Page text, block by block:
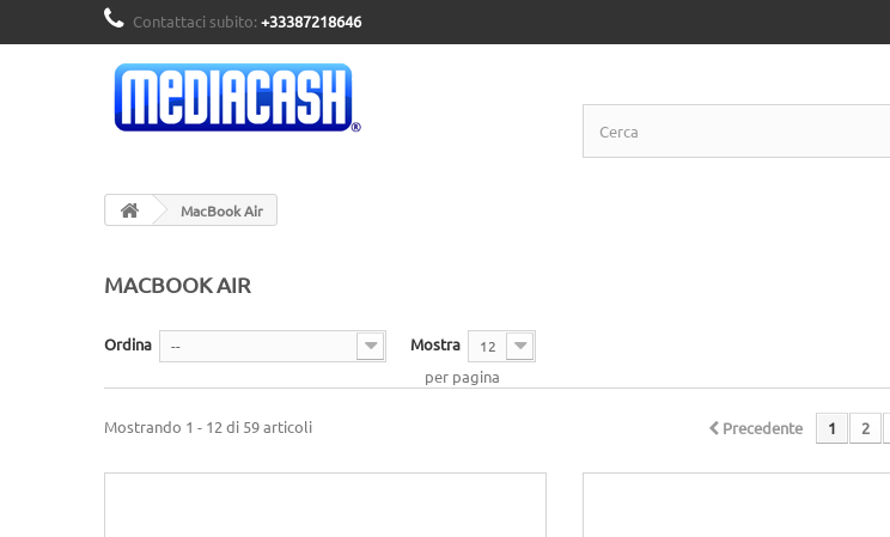
Contattaci subito: +33387218646
MacBook Air
MACBOOK AIR
Ordina -- Mostra 12
per pagina
Precedente 1 2
Mostrando 1 - 12 di 59 articoli